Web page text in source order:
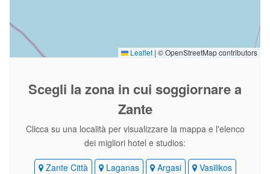
Leaflet | © OpenStreetMap contributors
Scegli la zona in cui soggiornare a
Zante
Clicca su una località per visualizzare la mappa e l'elenco
dei migliori hotel e studios:
Zante Città Laganas Argasi
Vasilikos